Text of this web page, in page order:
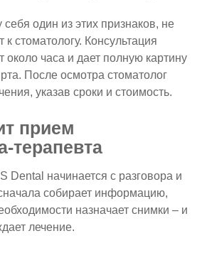
один из этих признаков, не
к стоматологу. Консультация
около часа и дает полную картину
После осмотра стоматолог
указав сроки и стоимость.
прием
Dental начинается с разговора и
собирает информацию,
назначает снимки – и
лечение.